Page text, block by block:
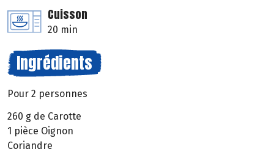
Cuisson
20 min
Ingrédients
Pour 2 personnes
260 g de Carotte
1 pièce Oignon
Coriandre